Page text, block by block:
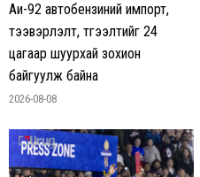
Аи-92 автобензиний импорт,
тээвэрлэлт, түгээлтийг 24
цагаар шуурхай зохион
байгуулж байна
2026-08-08